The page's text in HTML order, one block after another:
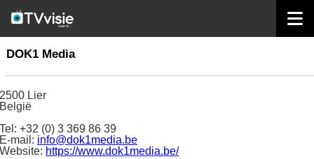
productiehuizen
DOK1 Media
2500 Lier
België
Tel: +32 (0) 3 369 86 39
E-mail: info@dok1media.be
Website: https://www.dok1media.be/